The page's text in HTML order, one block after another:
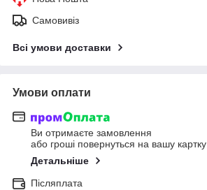
Самовивіз
Всі умови доставки
Умови оплати
Ви отримаєте замовлення
або гроші повернуться на вашу картку
Детальніше
Післяплата